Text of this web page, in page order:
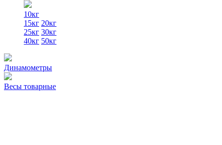
10кг
15кг 20кг
25кг 30кг
40кг 50кг
Динамометры
Весы товарные